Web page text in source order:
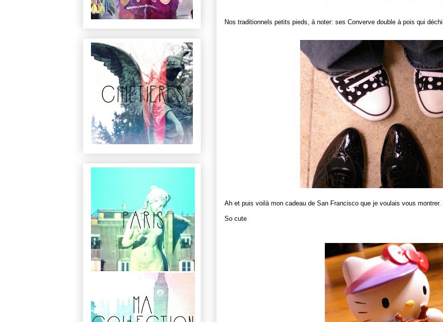
Nos traditionnels petits pieds, à noter: ses Converve double à pois qui
Ah et puis voilà mon cadeau de San Francisco que je voulais vous montrer.
So cute